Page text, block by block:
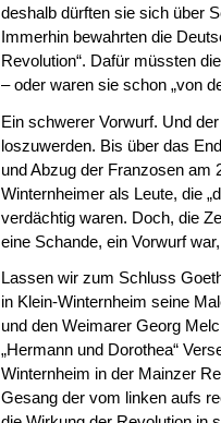
deshalb dürften sie sich über
Immerhin bewahrten die
Revolution“. Dafür müssten
– oder waren sie schon „von
Ein schwerer Vorwurf. Und
loszuwerden. Bis über das
und Abzug der Franzosen am
Winternheimer als Leute, die
verdächtig waren. Doch, die
eine Schande, ein Vorwurf
Lassen wir zum Schluss
in Klein-Winternheim seine
und den Weimarer Georg
„Hermann und Dorothea“
Winternheim in der Mainzer
Gesang der vom linken aufs